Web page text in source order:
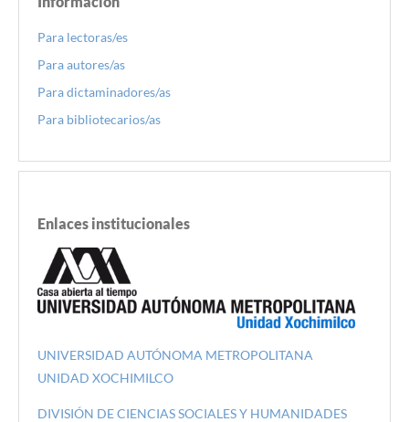
Para lectoras/es
Para autores/as
Para dictaminadores/as
Para bibliotecarios/as
Enlaces institucionales
UNIVERSIDAD AUTÓNOMA METROPOLITANA
UNIDAD XOCHIMILCO
DIVISIÓN DE CIENCIAS SOCIALES Y HUMANIDADES